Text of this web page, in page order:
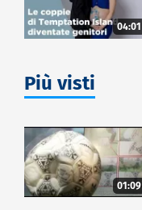
04:01
Più visti
01:09